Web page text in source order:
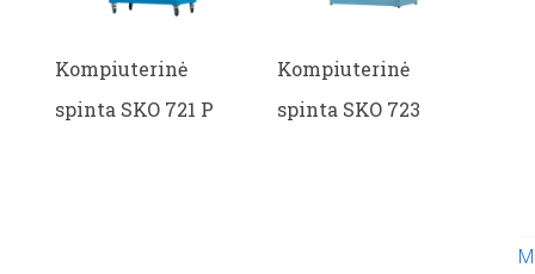
Kompiuterinė
spinta SKO 721 P
Kompiuterinė
spinta SKO 723